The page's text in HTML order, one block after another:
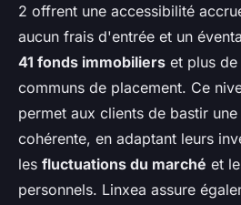
2 offrent une accessibilité
aucun frais d'entrée et un
41 fonds immobiliers et plus
communs de placement. Ce
permet aux clients de bastir
cohérente, en adaptant leurs
les fluctuations du marché et
personnels. Linxea assure